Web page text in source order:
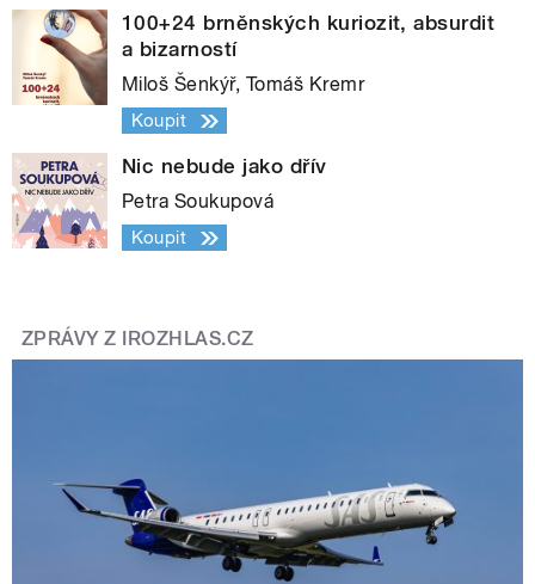
100+24 brněnských kuriozit, absurdit
a bizarností
Miloš Šenkýř, Tomáš Kremr
Koupit
Nic nebude jako dřív
Petra Soukupová
Koupit
ZPRÁVY Z IROZHLAS.CZ